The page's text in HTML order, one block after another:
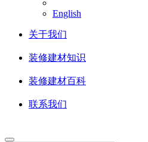
English
关于我们
装修建材知识
装修建材百科
联系我们